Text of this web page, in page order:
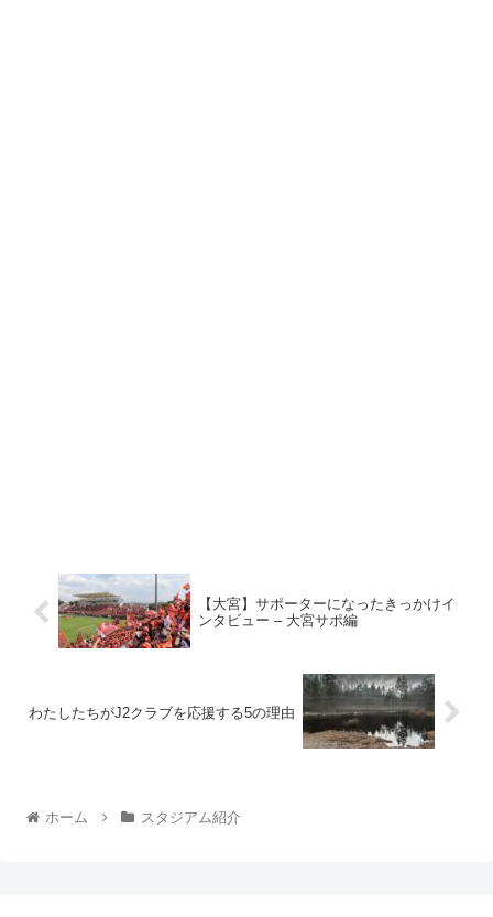
【大宮】サポーターになったきっかけイ
ンタビュー – 大宮サポ編
わたしたちがJ2クラブを応援する5の理由
ホーム スタジアム紹介